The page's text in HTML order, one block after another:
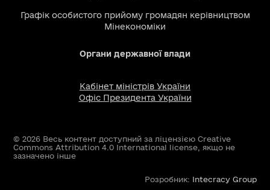
Графік особистого прийому громадян керівництвом
Мінекономіки
Органи державної влади
Кабінет міністрів України
Офіс Президента України
© 2026 Весь контент доступний за ліцензією Creative
Commons Attribution 4.0 International license, якщо не
зазначено інше
Розробник: Intecracy Group